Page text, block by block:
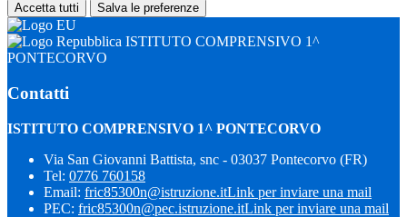
Accetta tutti Salva le preferenze
ISTITUTO COMPRENSIVO 1^
PONTECORVO
Contatti
ISTITUTO COMPRENSIVO 1^ PONTECORVO
Via San Giovanni Battista, snc - 03037 Pontecorvo (FR)
Tel: 0776 760158
Email: fric85300n@istruzione.itLink per inviare una mail
PEC: fric85300n@pec.istruzione.itLink per inviare una mail